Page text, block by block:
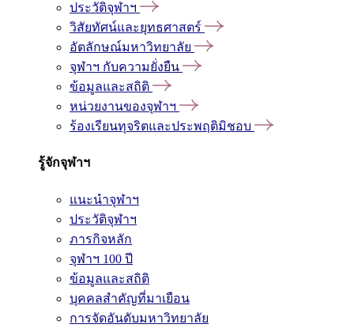
ประวัติจุฬาฯ
วิสัยทัศน์และยุทธศาสตร์
อัตลักษณ์มหาวิทยาลัย
จุฬาฯ กับความยั่งยืน
ข้อมูลและสถิติ
หน่วยงานของจุฬาฯ
ร้องเรียนทุจริตและประพฤติมิชอบ
รู้จักจุฬาฯ
แนะนำจุฬาฯ
ประวัติจุฬาฯ
ภารกิจหลัก
จุฬาฯ 100 ปี
ข้อมูลและสถิติ
บุคคลสำคัญที่มาเยือน
การจัดอันดับมหาวิทยาลัย